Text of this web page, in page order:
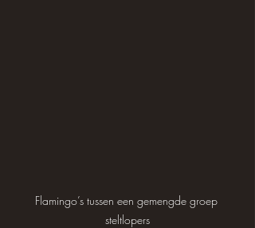
Flamingo’s tussen een gemengde groep
steltlopers